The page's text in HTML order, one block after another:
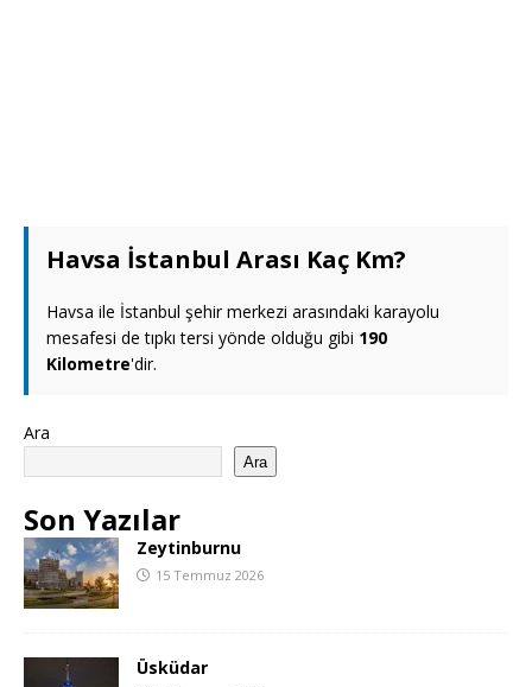
Havsa İstanbul Arası Kaç Km?
Havsa ile İstanbul şehir merkezi arasındaki karayolu
mesafesi de tıpkı tersi yönde olduğu gibi 190
Kilometre'dir.
Ara
Ara
Son Yazılar
Zeytinburnu
15 Temmuz 2026
Üsküdar